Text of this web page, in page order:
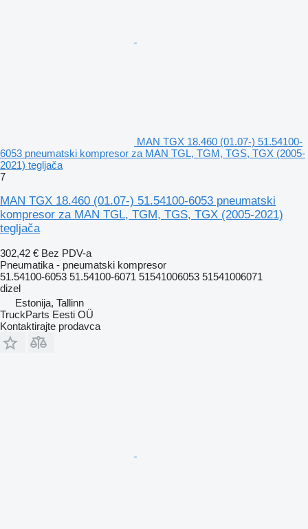
MAN TGX 18.460 (01.07-) 51.54100-
6053 pneumatski kompresor za MAN TGL, TGM, TGS, TGX (2005-
2021) tegljača
7
MAN TGX 18.460 (01.07-) 51.54100-6053 pneumatski
kompresor za MAN TGL, TGM, TGS, TGX (2005-2021)
tegljača
302,42 € Bez PDV-a
Pneumatika - pneumatski kompresor
51.54100-6053 51.54100-6071 51541006053 51541006071
dizel
Estonija, Tallinn
TruckParts Eesti OÜ
Kontaktirajte prodavca